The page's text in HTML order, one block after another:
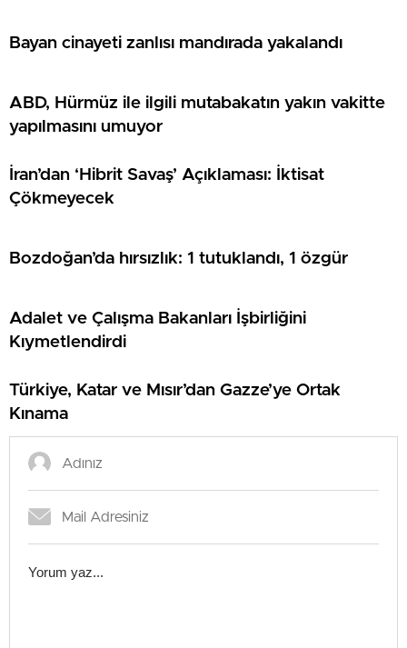
Bayan cinayeti zanlısı mandırada yakalandı
ABD, Hürmüz ile ilgili mutabakatın yakın vakitte
yapılmasını umuyor
İran’dan ‘Hibrit Savaş’ Açıklaması: İktisat
Çökmeyecek
Bozdoğan’da hırsızlık: 1 tutuklandı, 1 özgür
Adalet ve Çalışma Bakanları İşbirliğini
Kıymetlendirdi
Türkiye, Katar ve Mısır’dan Gazze’ye Ortak
Kınama